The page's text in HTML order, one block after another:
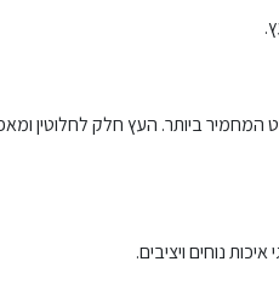
המחמיר ביותר. העץ חלק לחלוטין
נוחים ויציבים.